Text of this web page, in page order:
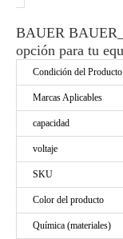
BAUER
opción para tu
Condición del Producto
Marcas Aplicables
capacidad
voltaje
SKU
Color del producto
Química (materiales)